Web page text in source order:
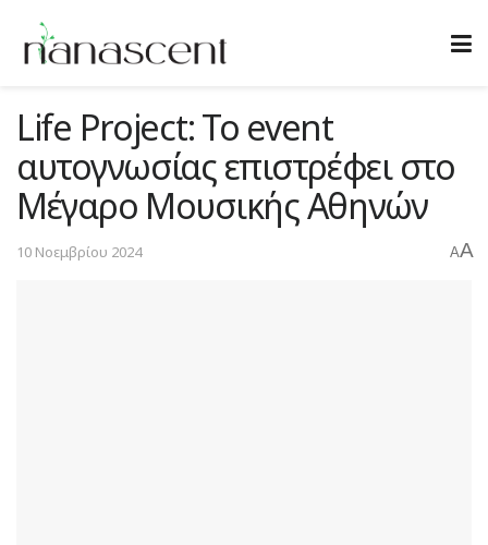
Life Project: Το event
αυτογνωσίας επιστρέφει στο
Μέγαρο Μουσικής Αθηνών
10 Νοεμβρίου 2024 AA